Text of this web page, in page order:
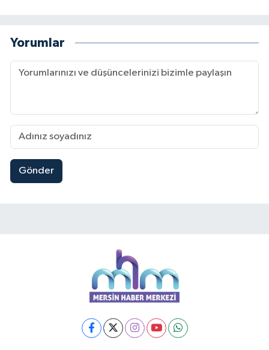
Yorumlar
Gönder